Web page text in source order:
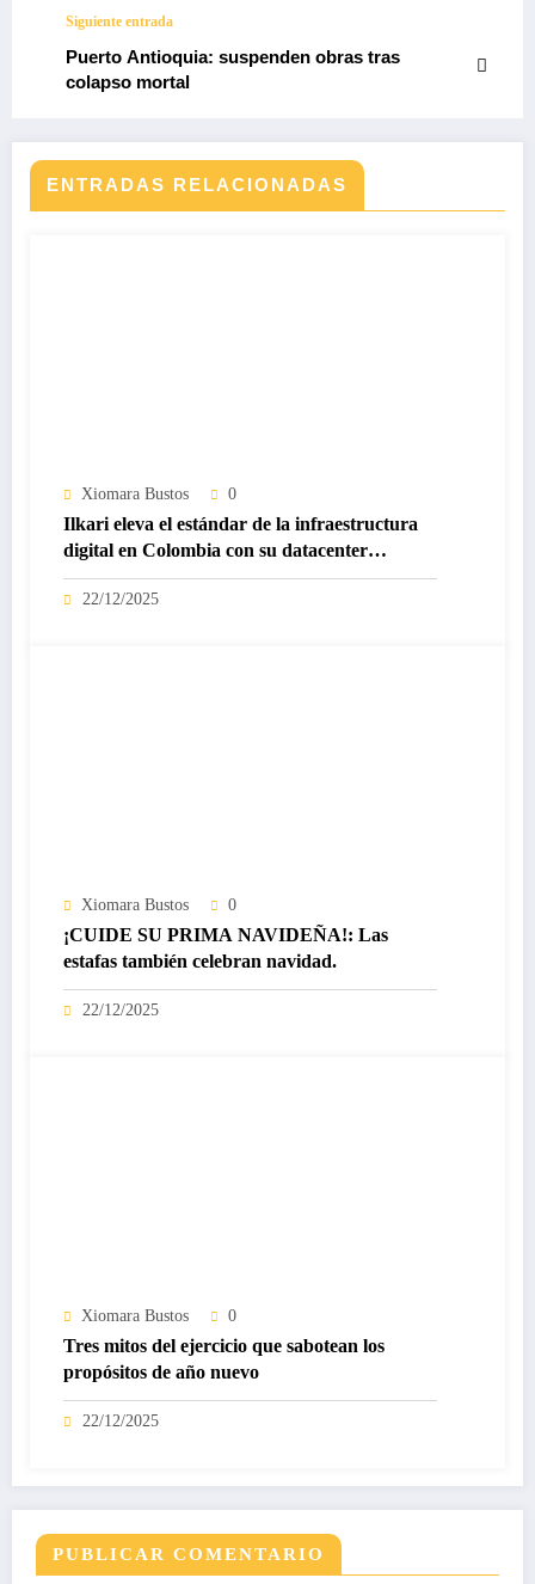
Siguiente entrada
Puerto Antioquia: suspenden obras tras
colapso mortal
ENTRADAS RELACIONADAS
Xiomara Bustos 0
Ilkari eleva el estándar de la infraestructura
digital en Colombia con su datacenter
certificado Nivel IV de ICREA
22/12/2025
Xiomara Bustos 0
¡CUIDE SU PRIMA NAVIDEÑA!: Las
estafas también celebran navidad.
22/12/2025
Xiomara Bustos 0
Tres mitos del ejercicio que sabotean los
propósitos de año nuevo
22/12/2025
PUBLICAR COMENTARIO